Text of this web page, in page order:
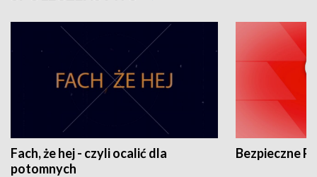
Fach, że hej - czyli ocalić dla
potomnych
Bezpieczne